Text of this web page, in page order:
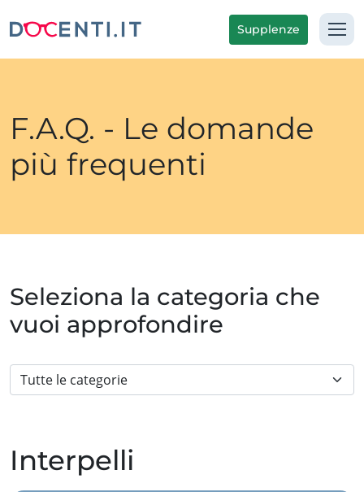
Supplenze
F.A.Q. - Le domande
più frequenti
Seleziona la categoria che
vuoi approfondire
Interpelli